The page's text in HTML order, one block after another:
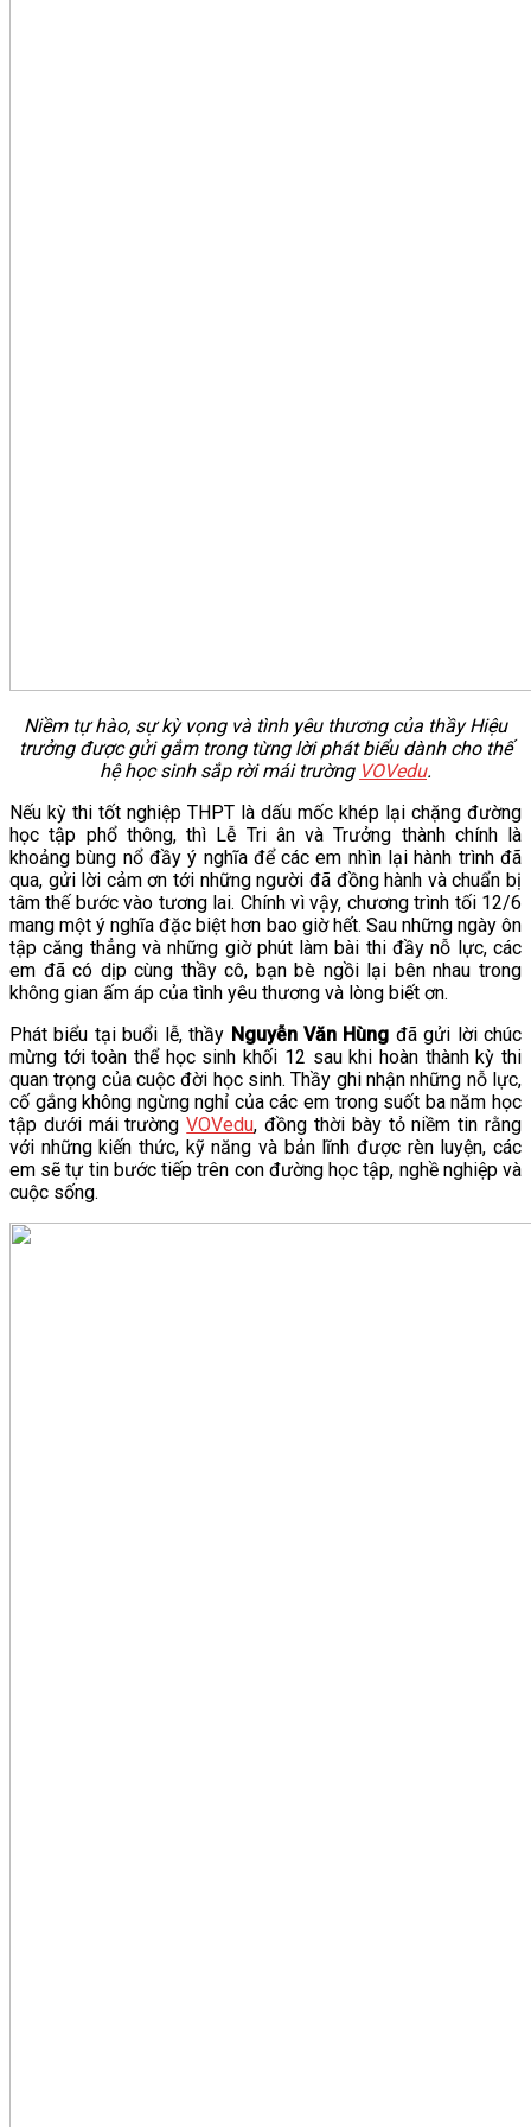
Niềm tự hào, sự kỳ vọng và tình yêu thương của thầy Hiệu
trưởng được gửi gắm trong từng lời phát biểu dành cho thế
hệ học sinh sắp rời mái trường VOVedu.
Nếu kỳ thi tốt nghiệp THPT là dấu mốc khép lại chặng đường
học tập phổ thông, thì Lễ Tri ân và Trưởng thành chính là
khoảng bùng nổ đầy ý nghĩa để các em nhìn lại hành trình đã
qua, gửi lời cảm ơn tới những người đã đồng hành và chuẩn bị
tâm thế bước vào tương lai. Chính vì vậy, chương trình tối 12/6
mang một ý nghĩa đặc biệt hơn bao giờ hết. Sau những ngày ôn
tập căng thẳng và những giờ phút làm bài thi đầy nỗ lực, các
em đã có dịp cùng thầy cô, bạn bè ngồi lại bên nhau trong
không gian ấm áp của tình yêu thương và lòng biết ơn.
Phát biểu tại buổi lễ, thầy Nguyễn Văn Hùng đã gửi lời chúc
mừng tới toàn thể học sinh khối 12 sau khi hoàn thành kỳ thi
quan trọng của cuộc đời học sinh. Thầy ghi nhận những nỗ lực,
cố gắng không ngừng nghỉ của các em trong suốt ba năm học
tập dưới mái trườngVOVedu, đồng thời bày tỏ niềm tin rằng
với những kiến thức, kỹ năng và bản lĩnh được rèn luyện, các
em sẽ tự tin bước tiếp trên con đường học tập, nghề nghiệp và
cuộc sống.